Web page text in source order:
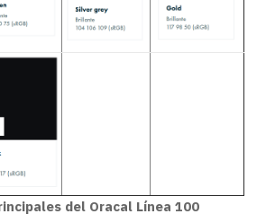
del Oracal Línea 100